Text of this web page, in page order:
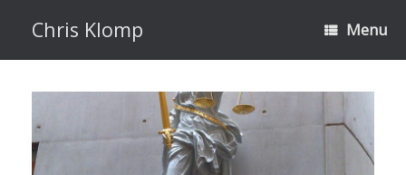
inhoud
Chris Klomp Menu